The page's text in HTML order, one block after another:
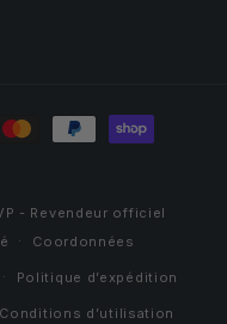
- Revendeur officiel
Coordonnées
Politique d’expédition
Conditions d’utilisation